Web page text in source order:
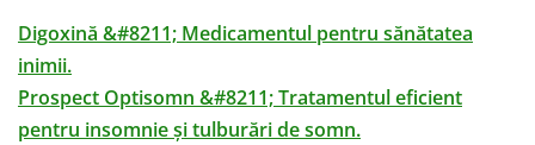
Digoxină &#8211; Medicamentul pentru sănătatea
inimii.
Prospect Optisomn &#8211; Tratamentul eficient
pentru insomnie și tulburări de somn.